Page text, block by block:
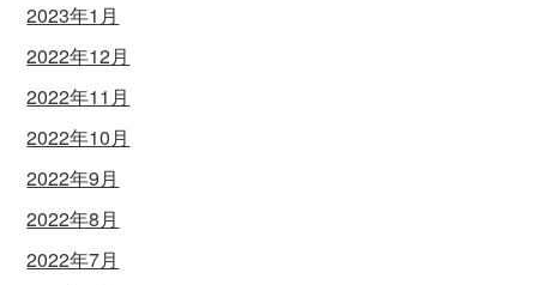
2023年1月
2022年12月
2022年11月
2022年10月
2022年9月
2022年8月
2022年7月